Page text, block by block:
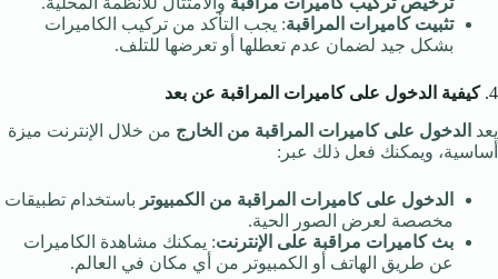
تثبيت كاميرات المراقبة: يجب التأكد من تركيب الكاميرات
بشكل جيد لضمان عدم تعطلها أو تعرضها للتلف.
4. كيفية الدخول على كاميرات المراقبة عن بعد
يعد الدخول على كاميرات المراقبة من الخارج من خلال الإنترنت ميزة
أساسية، ويمكنك فعل ذلك عبر:
الدخول على كاميرات المراقبة من الكمبيوتر باستخدام تطبيقات
مخصصة لعرض الصور الحية.
بث كاميرات مراقبة على الإنترنت: يمكنك مشاهدة الكاميرات
عن طريق الهاتف أو الكمبيوتر من أي مكان في العالم.